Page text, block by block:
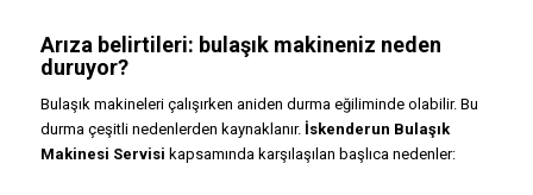
Arıza belirtileri: bulaşık makineniz neden
duruyor?
Bulaşık makineleri çalışırken aniden durma eğiliminde olabilir. Bu
durma çeşitli nedenlerden kaynaklanır. İskenderun Bulaşık
Makinesi Servisi kapsamında karşılaşılan başlıca nedenler: